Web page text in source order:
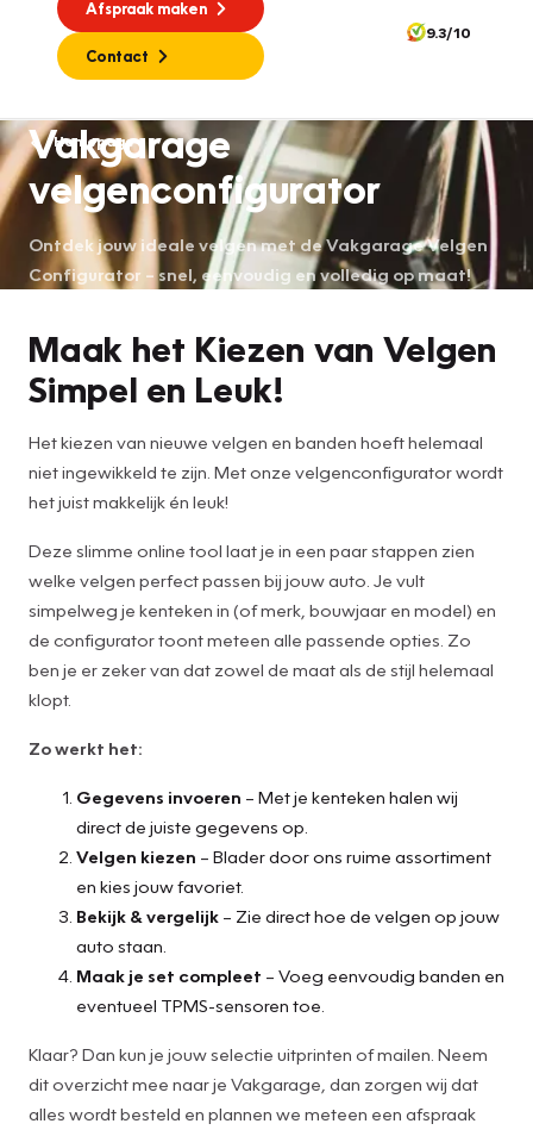
Afspraak maken
Contact
9.3/10
Homepage
Vakgarage
velgenconfigurator
Ontdek jouw ideale velgen met de Vakgarage Velgen
Configurator – snel, eenvoudig en volledig op maat!
Maak het Kiezen van Velgen
Simpel en Leuk!
Het kiezen van nieuwe velgen en banden hoeft helemaal
niet ingewikkeld te zijn. Met onze velgenconfigurator wordt
het juist makkelijk én leuk!
Deze slimme online tool laat je in een paar stappen zien
welke velgen perfect passen bij jouw auto. Je vult
simpelweg je kenteken in (of merk, bouwjaar en model) en
de configurator toont meteen alle passende opties. Zo
ben je er zeker van dat zowel de maat als de stijl helemaal
klopt.
Zo werkt het:
Gegevens invoeren – Met je kenteken halen wij
direct de juiste gegevens op.
Velgen kiezen – Blader door ons ruime assortiment
en kies jouw favoriet.
Bekijk & vergelijk – Zie direct hoe de velgen op jouw
auto staan.
Maak je set compleet – Voeg eenvoudig banden en
eventueel TPMS-sensoren toe.
Klaar? Dan kun je jouw selectie uitprinten of mailen. Neem
dit overzicht mee naar je Vakgarage, dan zorgen wij dat
alles wordt besteld en plannen we meteen een afspraak